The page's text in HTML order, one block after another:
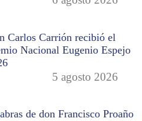
Carlos Carrión recibió el
Nacional Eugenio Espejo
5 agosto 2026
de don Francisco Proaño